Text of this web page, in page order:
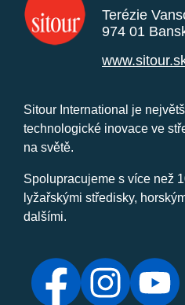
Terézie
974 01
Sitour International je
technologické inovace ve
na světě.
Spolupracujeme s více než
lyžařskými středisky,
dalšími.